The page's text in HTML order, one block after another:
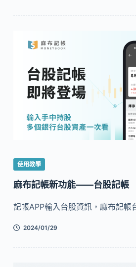
使用教學
麻布記帳新功能——台股記帳
記帳APP輸入台股資訊，麻布記帳
2024/01/29